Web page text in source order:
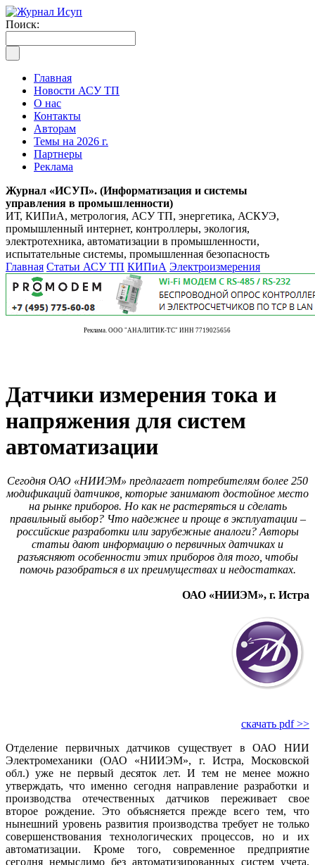
Поиск:
Главная
Новости АСУ ТП
О нас
Контакты
Авторам
Темы на 2026 г.
Партнеры
Реклама
Журнал «ИСУП». (Информатизация и системы
управления в промышленности)
ИТ, КИПиА, метрология, АСУ ТП, энергетика, АСКУЭ,
промышленный интернет, контроллеры, экология,
электротехника, автоматизации в промышленности,
испытательные системы, промышленная безопасность
Главная Статьи АСУ ТП КИПиА Электроизмерения
Реклама. ООО "АНАЛИТИК-ТС" ИНН 7719025656
Датчики измерения тока и
напряжения для систем
автоматизации
Сегодня ОАО «НИИЭМ» предлагает потребителям более 250
модификаций датчиков, которые занимают достойное место
на рынке приборов. Но как не растеряться и сделать
правильный выбор? Что надежнее и проще в эксплуатации –
российские разработки или зарубежные аналоги? Авторы
статьи дают информацию о первичных датчиках и
разъясняют особенности этих приборов для того, чтобы
помочь разобраться в их преимуществах и недостатках.
ОАО «НИИЭМ», г. Истра
скачать pdf >>
Отделение первичных датчиков существует в ОАО НИИ
Электромеханики (ОАО «НИИЭМ», г. Истра, Московской
обл.) уже не первый десяток лет. И тем не менее можно
утверждать, что именно сегодня направление разработки и
производства отечественных датчиков переживает свое
второе рож­дение. Это объясняется прежде всего тем, что
нынешний уровень развития производства требует не только
совершенствования технологических процессов, но и их
автоматизации. Кроме того, современное предприятие
сегодня немыслимо без автоматизированных систем учета,